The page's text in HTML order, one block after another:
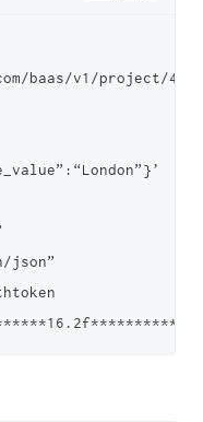
v1/project/
json”